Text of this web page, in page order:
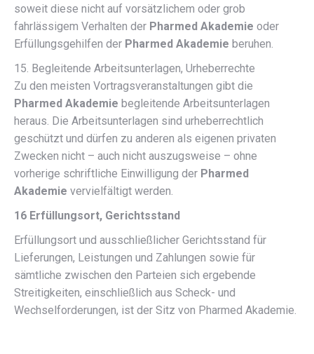
soweit diese nicht auf vorsätzlichem oder grob
fahrlässigem Verhalten der Pharmed Akademie oder
Erfüllungsgehilfen der Pharmed Akademie beruhen.
15. Begleitende Arbeitsunterlagen, Urheberrechte
Zu den meisten Vortragsveranstaltungen gibt die
Pharmed Akademie begleitende Arbeitsunterlagen
heraus. Die Arbeitsunterlagen sind urheberrechtlich
geschützt und dürfen zu anderen als eigenen privaten
Zwecken nicht – auch nicht auszugsweise – ohne
vorherige schriftliche Einwilligung der Pharmed
Akademie vervielfältigt werden.
16 Erfüllungsort, Gerichtsstand
Erfüllungsort und ausschließlicher Gerichtsstand für
Lieferungen, Leistungen und Zahlungen sowie für
sämtliche zwischen den Parteien sich ergebende
Streitigkeiten, einschließlich aus Scheck- und
Wechselforderungen, ist der Sitz von Pharmed Akademie.